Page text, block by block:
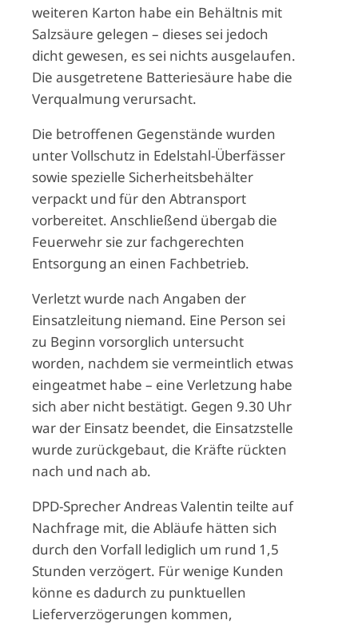
weiteren Karton habe ein Behältnis mit
Salzsäure gelegen – dieses sei jedoch
dicht gewesen, es sei nichts ausgelaufen.
Die ausgetretene Batteriesäure habe die
Verqualmung verursacht.
Die betroffenen Gegenstände wurden
unter Vollschutz in Edelstahl-Überfässer
sowie spezielle Sicherheitsbehälter
verpackt und für den Abtransport
vorbereitet. Anschließend übergab die
Feuerwehr sie zur fachgerechten
Entsorgung an einen Fachbetrieb.
Verletzt wurde nach Angaben der
Einsatzleitung niemand. Eine Person sei
zu Beginn vorsorglich untersucht
worden, nachdem sie vermeintlich etwas
eingeatmet habe – eine Verletzung habe
sich aber nicht bestätigt. Gegen 9.30 Uhr
war der Einsatz beendet, die Einsatzstelle
wurde zurückgebaut, die Kräfte rückten
nach und nach ab.
DPD-Sprecher Andreas Valentin teilte auf
Nachfrage mit, die Abläufe hätten sich
durch den Vorfall lediglich um rund 1,5
Stunden verzögert. Für wenige Kunden
könne es dadurch zu punktuellen
Lieferverzögerungen kommen,